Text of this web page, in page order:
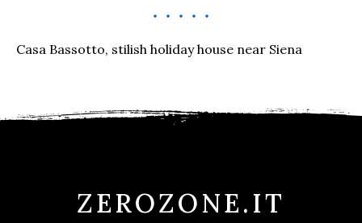
Casa Bassotto, stilish holiday house near Siena
ZEROZONE.IT